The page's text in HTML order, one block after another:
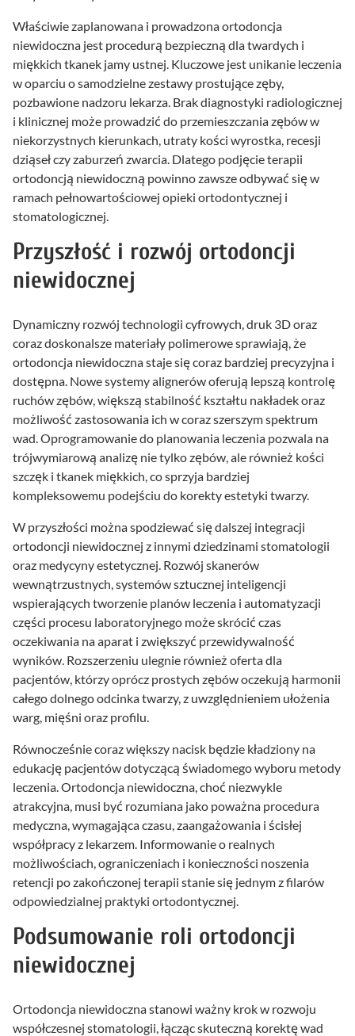
Właściwie zaplanowana i prowadzona ortodoncja
niewidoczna jest procedurą bezpieczną dla twardych i
miękkich tkanek jamy ustnej. Kluczowe jest unikanie leczenia
w oparciu o samodzielne zestawy prostujące zęby,
pozbawione nadzoru lekarza. Brak diagnostyki radiologicznej
i klinicznej może prowadzić do przemieszczania zębów w
niekorzystnych kierunkach, utraty kości wyrostka, recesji
dziąseł czy zaburzeń zwarcia. Dlatego podjęcie terapii
ortodoncją niewidoczną powinno zawsze odbywać się w
ramach pełnowartościowej opieki ortodontycznej i
stomatologicznej.
Przyszłość i rozwój ortodoncji
niewidocznej
Dynamiczny rozwój technologii cyfrowych, druk 3D oraz
coraz doskonalsze materiały polimerowe sprawiają, że
ortodoncja niewidoczna staje się coraz bardziej precyzyjna i
dostępna. Nowe systemy alignerów oferują lepszą kontrolę
ruchów zębów, większą stabilność kształtu nakładek oraz
możliwość zastosowania ich w coraz szerszym spektrum
wad. Oprogramowanie do planowania leczenia pozwala na
trójwymiarową analizę nie tylko zębów, ale również kości
szczęk i tkanek miękkich, co sprzyja bardziej
kompleksowemu podejściu do korekty estetyki twarzy.
W przyszłości można spodziewać się dalszej integracji
ortodoncji niewidocznej z innymi dziedzinami stomatologii
oraz medycyny estetycznej. Rozwój skanerów
wewnątrzustnych, systemów sztucznej inteligencji
wspierających tworzenie planów leczenia i automatyzacji
części procesu laboratoryjnego może skrócić czas
oczekiwania na aparat i zwiększyć przewidywalność
wyników. Rozszerzeniu ulegnie również oferta dla
pacjentów, którzy oprócz prostych zębów oczekują harmonii
całego dolnego odcinka twarzy, z uwzględnieniem ułożenia
warg, mięśni oraz profilu.
Równocześnie coraz większy nacisk będzie kładziony na
edukację pacjentów dotyczącą świadomego wyboru metody
leczenia. Ortodoncja niewidoczna, choć niezwykle
atrakcyjna, musi być rozumiana jako poważna procedura
medyczna, wymagająca czasu, zaangażowania i ścisłej
współpracy z lekarzem. Informowanie o realnych
możliwościach, ograniczeniach i konieczności noszenia
retencji po zakończonej terapii stanie się jednym z filarów
odpowiedzialnej praktyki ortodontycznej.
Podsumowanie roli ortodoncji
niewidocznej
Ortodoncja niewidoczna stanowi ważny krok w rozwoju
współczesnej stomatologii, łącząc skuteczną korektę wad